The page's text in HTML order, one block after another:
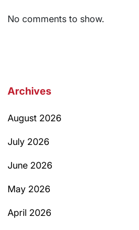
No comments to show.
Archives
August 2026
July 2026
June 2026
May 2026
April 2026